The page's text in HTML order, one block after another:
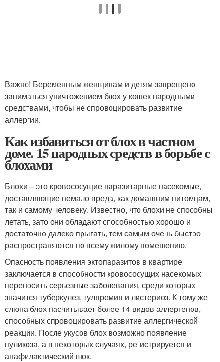
Важно! Беременным женщинам и детям запрещено
заниматься уничтожением блох у кошек народными
средствами, чтобы не спровоцировать развитие
аллергии.
Как избавиться от блох в частном
доме. 15 народных средств в борьбе с
блохами
Блохи – это кровососущие паразитарные насекомые,
доставляющие немало вреда, как домашним питомцам,
так и самому человеку. Известно, что блохи не способны
летать, зато они обладают способностью хорошо и
достаточно далеко прыгать, тем самым очень быстро
распространяются по всему жилому помещению.
Опасность появления эктопаразитов в квартире
заключается в способности кровососущих насекомых
переносить серьезные заболевания, среди которых
значится туберкулез, туляремия и листериоз. К тому же
слюна блох насчитывает более 14 видов аллергенов,
способных спровоцировать развитие аллергической
реакции. После укусов блох возможно появление
пуликоза, а в некоторых случаях, регистрируется и
анафилактический шок.